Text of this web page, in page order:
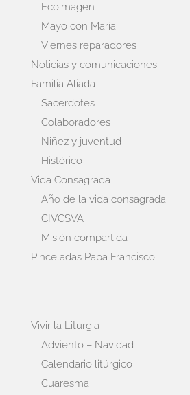
Ecoimagen
Mayo con María
Viernes reparadores
Noticias y comunicaciones
Familia Aliada
Sacerdotes
Colaboradores
Niñez y juventud
Histórico
Vida Consagrada
Año de la vida consagrada
CIVCSVA
Misión compartida
Pinceladas Papa Francisco
Vivir la Liturgia
Adviento – Navidad
Calendario litúrgico
Cuaresma